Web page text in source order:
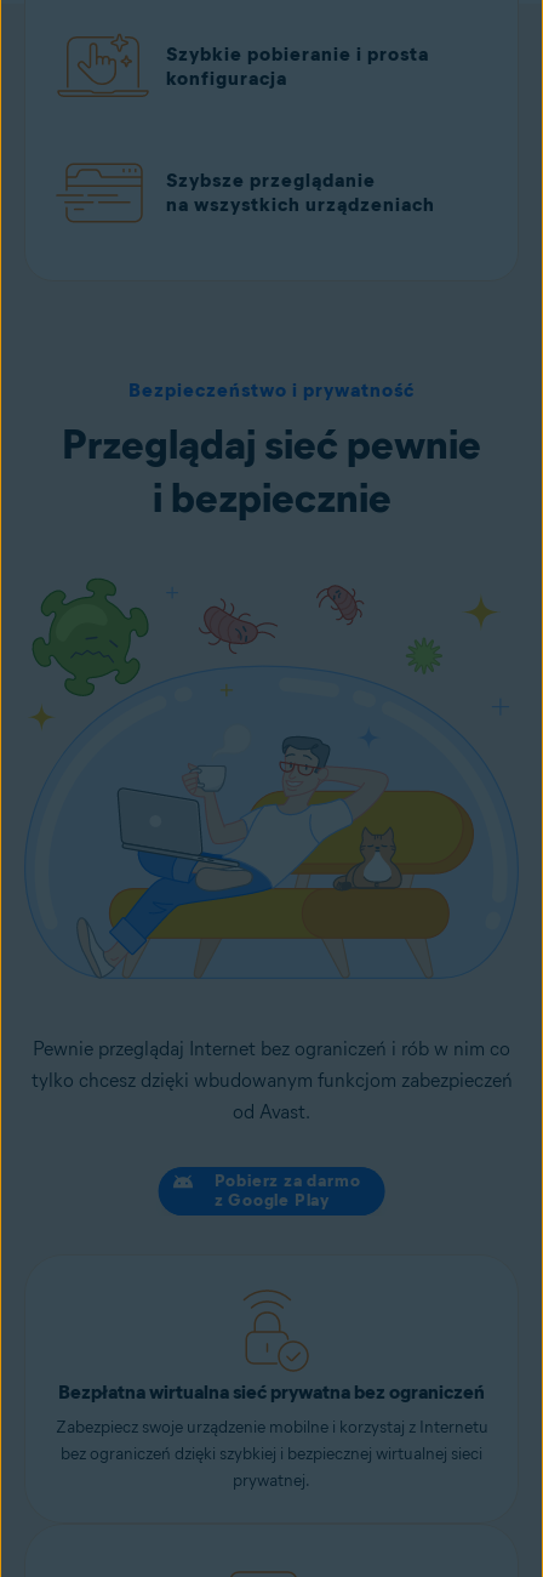
Szybkie pobieranie i prosta
konfiguracja
Szybsze przeglądanie
na wszystkich urządzeniach
Bezpieczeństwo i prywatność
Przeglądaj sieć pewnie
i bezpiecznie
Pewnie przeglądaj Internet bez ograniczeń i rób w nim co
tylko chcesz dzięki wbudowanym funkcjom zabezpieczeń
od Avast.
Pobierz za darmo
z Google Play
Bezpłatna wirtualna sieć prywatna bez ograniczeń
Zabezpiecz swoje urządzenie mobilne i korzystaj z Internetu
bez ograniczeń dzięki szybkiej i bezpiecznej wirtualnej sieci
prywatnej.